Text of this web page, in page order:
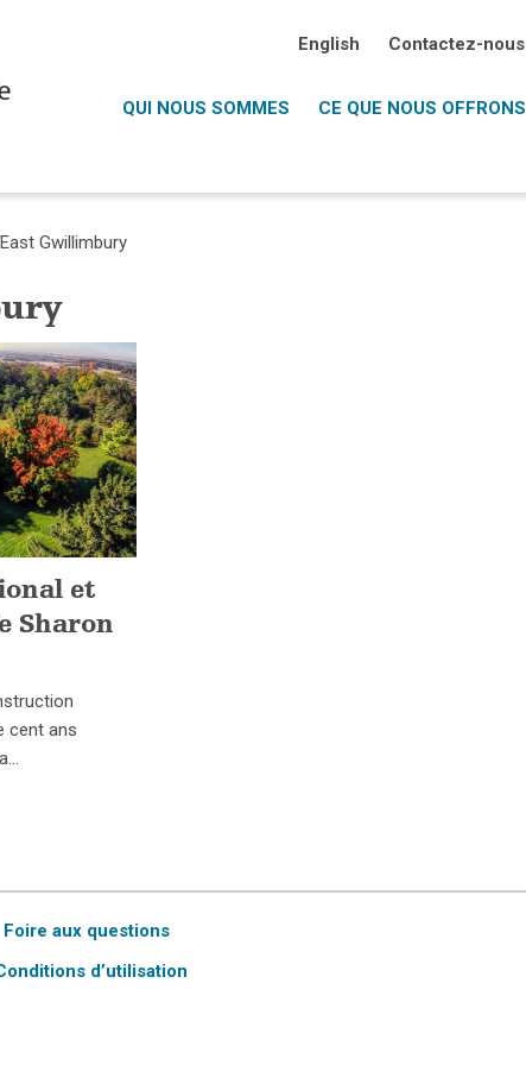
English Contactez-nous
QUI NOUS SOMMES CE QUE NOUS OFFRONS
East Gwillimbury
et
Sharon
cent ans
Foire aux questions
d’utilisation